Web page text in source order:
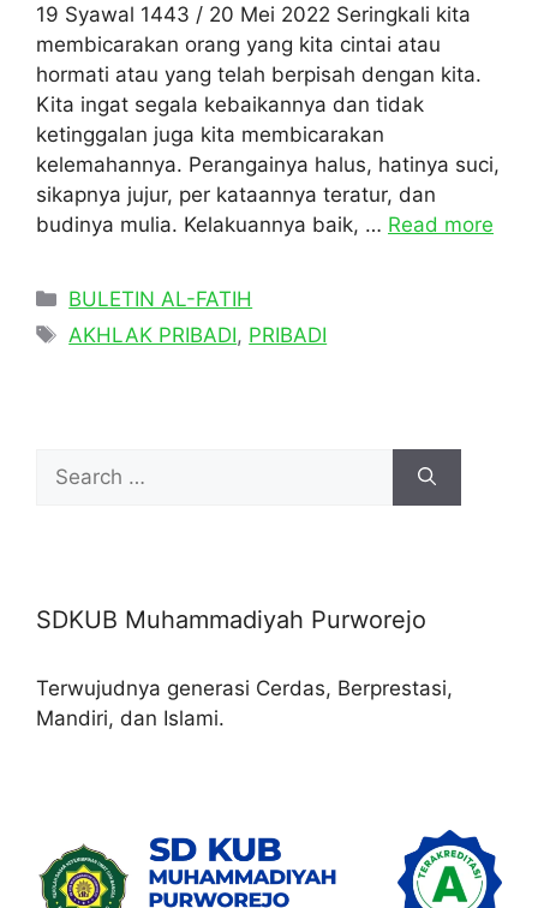
19 Syawal 1443 / 20 Mei 2022 Seringkali kita
membicarakan orang yang kita cintai atau
hormati atau yang telah berpisah dengan kita.
Kita ingat segala kebaikannya dan tidak
ketinggalan juga kita membicarakan
kelemahannya. Perangainya halus, hatinya suci,
sikapnya jujur, per kataannya teratur, dan
budinya mulia. Kelakuannya baik, … Read more
Categories
BULETIN AL-FATIH
Tags
AKHLAK PRIBADI, PRIBADI
for:
SDKUB Muhammadiyah Purworejo
Terwujudnya generasi Cerdas, Berprestasi,
Mandiri, dan Islami.